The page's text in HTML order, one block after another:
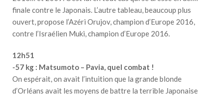
finale contre le Japonais. L’autre tableau, beaucoup plus
ouvert, propose l’Azéri Orujov, champion d’Europe 2016,
contre l’Israélien Muki, champion d’Europe 2016.
12h51
-57 kg : Matsumoto – Pavia, quel combat !
On espérait, on avait l’intuition que la grande blonde
d’Orléans avait les moyens de battre la terrible Japonaise